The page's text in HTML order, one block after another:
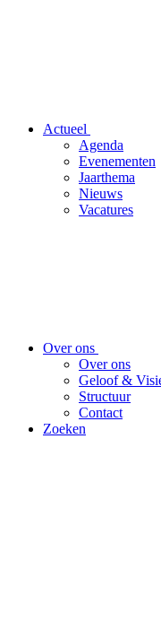
Actueel
Agenda
Evenementen
Jaarthema
Nieuws
Vacatures
Over ons
Over ons
Geloof &
Structuur
Contact
Zoeken